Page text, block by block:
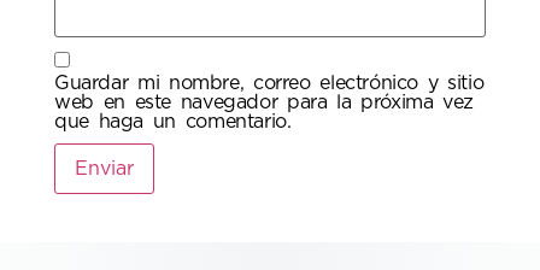
Guardar mi nombre, correo electrónico y sitio
web en este navegador para la próxima vez
que haga un comentario.